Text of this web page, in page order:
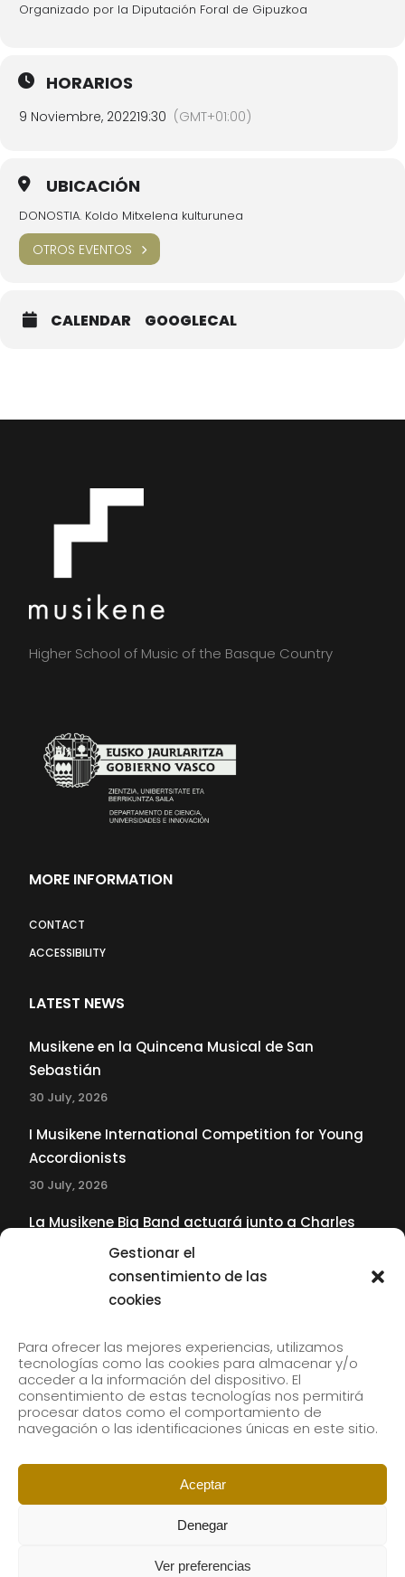
Gestionar el
consentimiento de las
cookies
Para ofrecer las mejores experiencias, utilizamos
tecnologías como las cookies para almacenar y/o
acceder a la información del dispositivo. El
consentimiento de estas tecnologías nos permitirá
procesar datos como el comportamiento de
navegación o las identificaciones únicas en este sitio.
Aceptar
Denegar
Ver preferencias
Organizado por la Diputación Foral de Gipuzkoa
HORARIOS
9 Noviembre, 202219:30 (GMT+01:00)
UBICACIÓN
DONOSTIA. Koldo Mitxelena kulturunea
OTROS EVENTOS
CALENDAR GOOGLECAL
Higher School of Music of the Basque Country
MORE INFORMATION
CONTACT
ACCESSIBILITY
LATEST NEWS
Musikene en la Quincena Musical de San
Sebastián
30 July, 2026
I Musikene International Competition for Young
Accordionists
30 July, 2026
La Musikene Big Band actuará junto a Charles
Tolliver en el 61 Jazzaldia
Subscribe to our newsletter to receive our news by
email.